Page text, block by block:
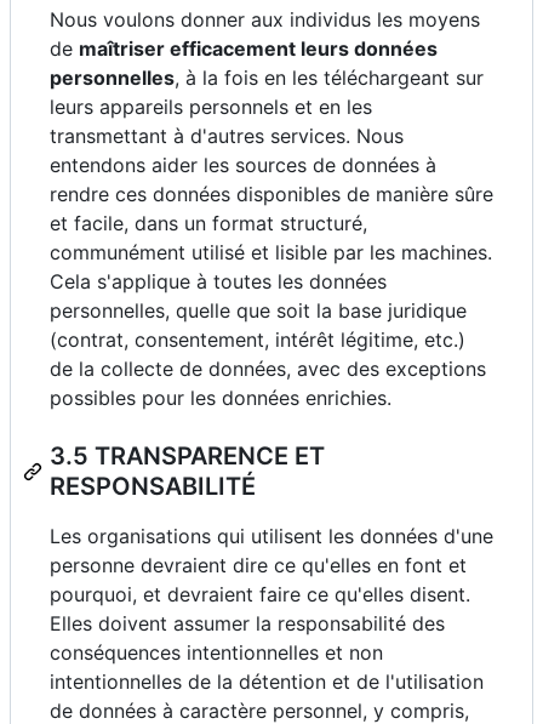
Nous voulons donner aux individus les moyens
de maîtriser efficacement leurs données
personnelles, à la fois en les téléchargeant sur
leurs appareils personnels et en les
transmettant à d'autres services. Nous
entendons aider les sources de données à
rendre ces données disponibles de manière sûre
et facile, dans un format structuré,
communément utilisé et lisible par les machines.
Cela s'applique à toutes les données
personnelles, quelle que soit la base juridique
(contrat, consentement, intérêt légitime, etc.)
de la collecte de données, avec des exceptions
possibles pour les données enrichies.
3.5 TRANSPARENCE ET
RESPONSABILITÉ
Les organisations qui utilisent les données d'une
personne devraient dire ce qu'elles en font et
pourquoi, et devraient faire ce qu'elles disent.
Elles doivent assumer la responsabilité des
conséquences intentionnelles et non
intentionnelles de la détention et de l'utilisation
de données à caractère personnel, y compris,